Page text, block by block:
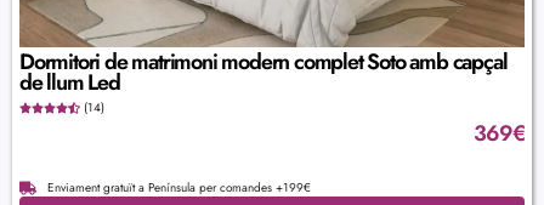
Dormitori de matrimoni modern complet Soto amb capçal
de llum Led
(14)
369€
Enviament gratuït a Península per comandes +199€